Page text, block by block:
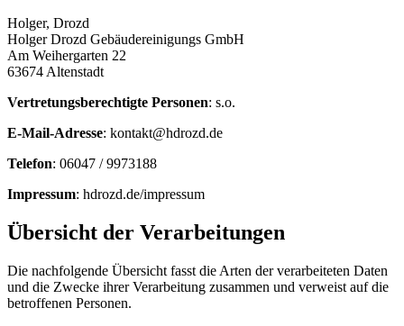
Holger, Drozd
Holger Drozd Gebäudereinigungs GmbH
Am Weihergarten 22
63674 Altenstadt
Vertretungsberechtigte Personen: s.o.
E-Mail-Adresse: kontakt@hdrozd.de
Telefon: 06047 / 9973188
Impressum: hdrozd.de/impressum
Übersicht der Verarbeitungen
Die nachfolgende Übersicht fasst die Arten der verarbeiteten Daten
und die Zwecke ihrer Verarbeitung zusammen und verweist auf die
betroffenen Personen.